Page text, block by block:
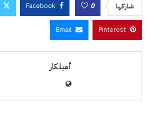
شاركها 0
Facebook
Pinterest
Email
أميلكار